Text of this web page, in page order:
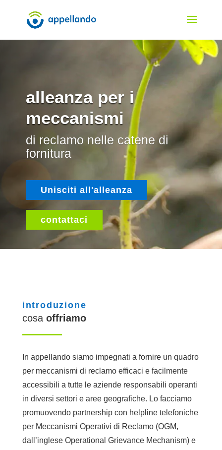
alleanza per i
meccanismi
di reclamo nelle catene di
fornitura
Unisciti all'alleanza
contattaci
introduzione
cosa offriamo
In appellando siamo impegnati a fornire un quadro
per meccanismi di reclamo efficaci e facilmente
accessibili a tutte le aziende responsabili operanti
in diversi settori e aree geografiche. Lo facciamo
promuovendo partnership con helpline telefoniche
per Meccanismi Operativi di Reclamo (OGM,
dall’inglese Operational Grievance Mechanism) e